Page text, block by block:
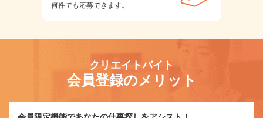
何件でも応募できます。
クリエイトバイト
会員登録のメリット